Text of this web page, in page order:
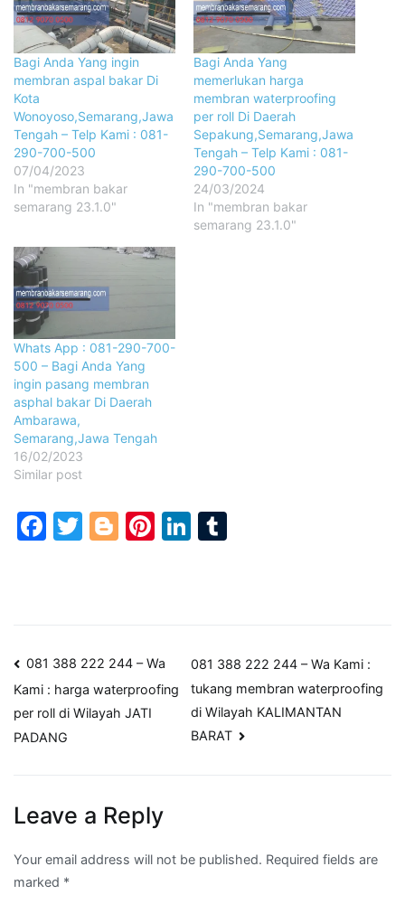
Bagi Anda Yang ingin
membran aspal bakar Di
Kota
Wonoyoso,Semarang,Jawa
Tengah – Telp Kami : 081-
290-700-500
07/04/2023
In "membran bakar
semarang 23.1.0"
Bagi Anda Yang
memerlukan harga
membran waterproofing
per roll Di Daerah
Sepakung,Semarang,Jawa
Tengah – Telp Kami : 081-
290-700-500
24/03/2024
In "membran bakar
semarang 23.1.0"
Whats App : 081-290-700-
500 – Bagi Anda Yang
ingin pasang membran
asphal bakar Di Daerah
Ambarawa,
Semarang,Jawa Tengah
16/02/2023
Similar post
Facebook
Twitter
Blogger
Pinterest
LinkedIn
Post
navigation
081 388 222 244 – Wa
Kami : harga waterproofing
per roll di Wilayah JATI
PADANG
081 388 222 244 – Wa Kami :
tukang membran waterproofing
di Wilayah KALIMANTAN
BARAT
Leave a Reply
Your email address will not be published. Required fields are
marked *